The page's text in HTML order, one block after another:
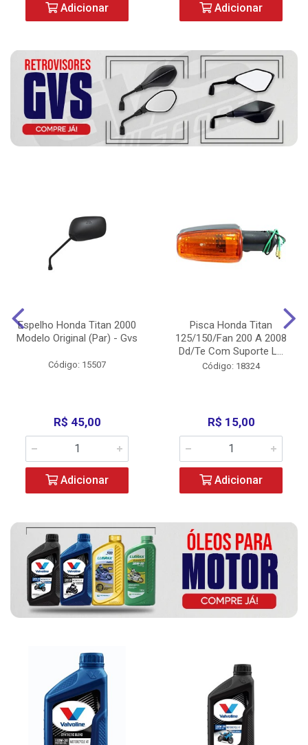
Adicionar Adicionar
Espelho Honda Titan 2000
Modelo Original (Par) - Gvs
Código: 15507
R$ 45,00
Adicionar
Pisca Honda Titan
125/150/Fan 200 A 2008
Dd/Te Com Suporte L...
Código: 18324
R$ 15,00
Adicionar